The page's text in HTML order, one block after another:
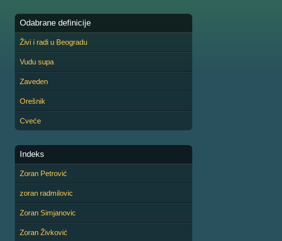
Odabrane definicije
Živi i radi u Beogradu
Vudu supa
Zaveden
Orešnik
Cveće
Indeks
Zoran Petrović
zoran radmilovic
Zoran Simjanovic
Zoran Živković